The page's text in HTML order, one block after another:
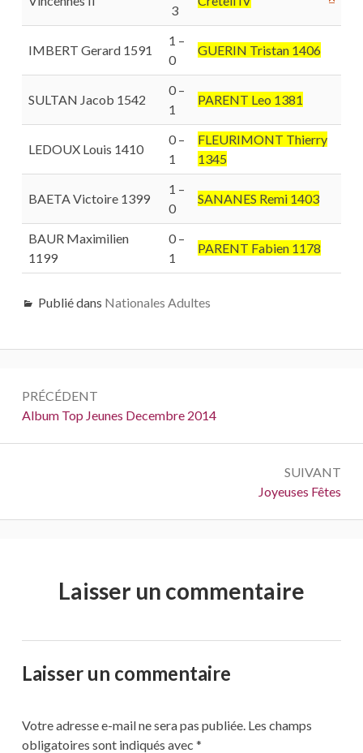
3
IMBERT Gerard 1591
1 –
0
GUERIN Tristan 1406
SULTAN Jacob 1542
0 –
1
PARENT Leo 1381
LEDOUX Louis 1410
0 –
1
FLEURIMONT Thierry
1345
BAETA Victoire 1399
1 –
0
SANANES Remi 1403
BAUR Maximilien
1199
0 –
1
PARENT Fabien 1178
Publié dans Nationales Adultes
Navigation
de
l’article
PRÉCÉDENT
Précédent :
Album Top Jeunes Decembre 2014
SUIVANT
Suivant :
Joyeuses Fêtes
Laisser un commentaire
Laisser un commentaire
Votre adresse e-mail ne sera pas publiée.Les champs
obligatoires sont indiqués avec *